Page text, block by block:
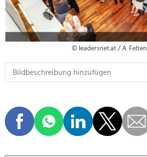
© leadersnet.at / A. Felten